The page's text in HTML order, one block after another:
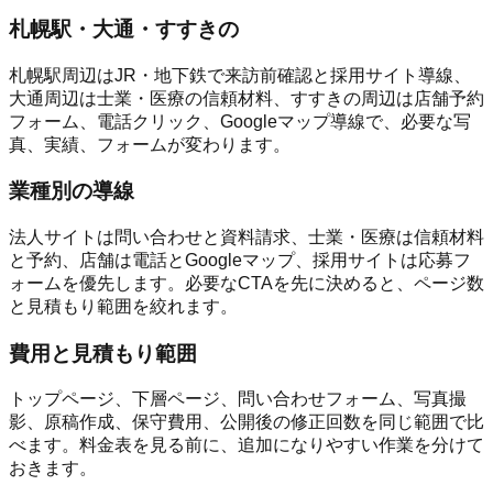
札幌駅・大通・すすきの
札幌駅周辺はJR・地下鉄で来訪前確認と採用サイト導線、
大通周辺は士業・医療の信頼材料、すすきの周辺は店舗予約
フォーム、電話クリック、Googleマップ導線で、必要な写
真、実績、フォームが変わります。
業種別の導線
法人サイトは問い合わせと資料請求、士業・医療は信頼材料
と予約、店舗は電話とGoogleマップ、採用サイトは応募フ
ォームを優先します。必要なCTAを先に決めると、ページ数
と見積もり範囲を絞れます。
費用と見積もり範囲
トップページ、下層ページ、問い合わせフォーム、写真撮
影、原稿作成、保守費用、公開後の修正回数を同じ範囲で比
べます。料金表を見る前に、追加になりやすい作業を分けて
おきます。